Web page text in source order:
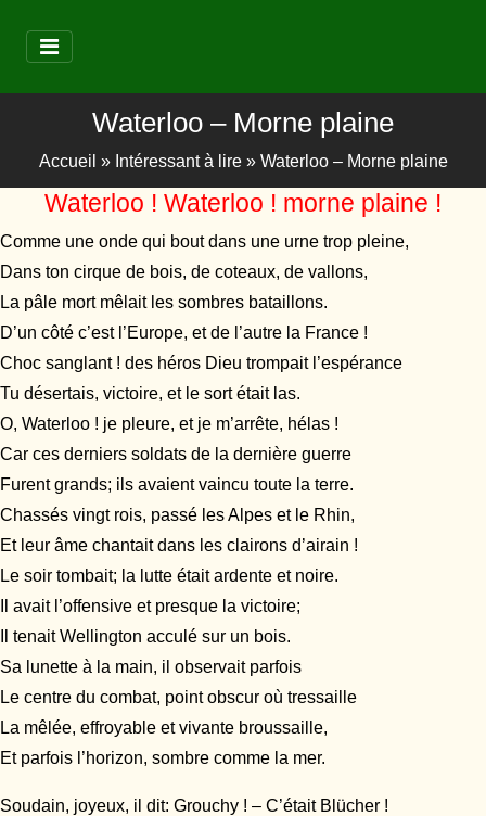
Waterloo – Morne plaine
Accueil » Intéressant à lire» Waterloo – Morne plaine
Waterloo ! Waterloo ! morne plaine !
Comme une onde qui bout dans une urne trop pleine,
Dans ton cirque de bois, de coteaux, de vallons,
La pâle mort mêlait les sombres bataillons.
D’un côté c’est l’Europe, et de l’autre la France !
Choc sanglant ! des héros Dieu trompait l’espérance
Tu désertais, victoire, et le sort était las.
O, Waterloo ! je pleure, et je m’arrête, hélas !
Car ces derniers soldats de la dernière guerre
Furent grands; ils avaient vaincu toute la terre.
Chassés vingt rois, passé les Alpes et le Rhin,
Et leur âme chantait dans les clairons d’airain !
Le soir tombait; la lutte était ardente et noire.
Il avait l’offensive et presque la victoire;
Il tenait Wellington acculé sur un bois.
Sa lunette à la main, il observait parfois
Le centre du combat, point obscur où tressaille
La mêlée, effroyable et vivante broussaille,
Et parfois l’horizon, sombre comme la mer.
Soudain, joyeux, il dit: Grouchy ! – C’était Blücher !